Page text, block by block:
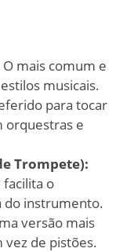
O mais comum e
musicais.
para tocar
orquestras e
Trompete):
facilita o
do instrumento.
versão mais
vez de pistões.